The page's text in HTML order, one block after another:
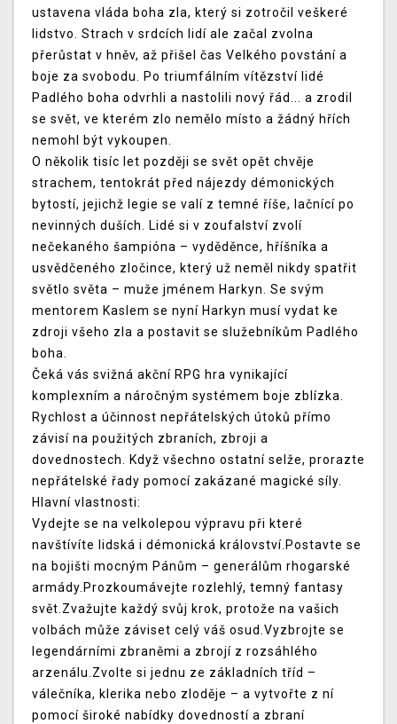
ustavena vláda boha zla, který si zotročil veškeré
lidstvo. Strach v srdcích lidí ale začal zvolna
přerůstat v hněv, až přišel čas Velkého povstání a
boje za svobodu. Po triumfálním vítězství lidé
Padlého boha odvrhli a nastolili nový řád... a zrodil
se svět, ve kterém zlo nemělo místo a žádný hřích
nemohl být vykoupen.
O několik tisíc let později se svět opět chvěje
strachem, tentokrát před nájezdy démonických
bytostí, jejichž legie se valí z temné říše, lačnící po
nevinných duších. Lidé si v zoufalství zvolí
nečekaného šampióna – vyděděnce, hříšníka a
usvědčeného zločince, který už neměl nikdy spatřit
světlo světa – muže jménem Harkyn. Se svým
mentorem Kaslem se nyní Harkyn musí vydat ke
zdroji všeho zla a postavit se služebníkům Padlého
boha.
Čeká vás svižná akční RPG hra vynikající
komplexním a náročným systémem boje zblízka.
Rychlost a účinnost nepřátelských útoků přímo
závisí na použitých zbraních, zbroji a
dovednostech. Když všechno ostatní selže, prorazte
nepřátelské řady pomocí zakázané magické síly.
Hlavní vlastnosti:
Vydejte se na velkolepou výpravu při které
navštívíte lidská i démonická království.Postavte se
na bojišti mocným Pánům – generálům rhogarské
armády.Prozkoumávejte rozlehlý, temný fantasy
svět.Zvažujte každý svůj krok, protože na vašich
volbách může záviset celý váš osud.Vyzbrojte se
legendárními zbraněmi a zbrojí z rozsáhlého
arzenálu.Zvolte si jednu ze základních tříd –
válečníka, klerika nebo zloděje – a vytvořte z ní
pomocí široké nabídky dovedností a zbraní